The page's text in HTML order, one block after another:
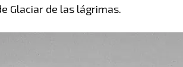
Glaciar de las lágrimas.